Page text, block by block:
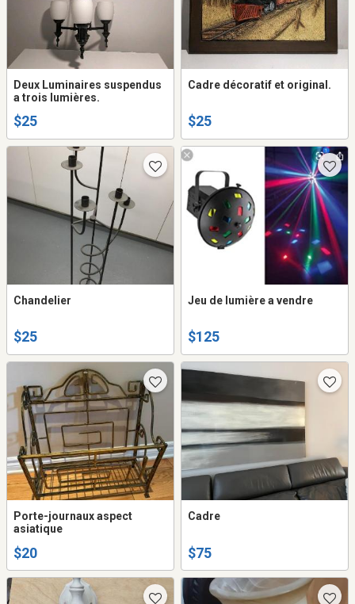
Deux Luminaires suspendus
a trois lumières.
$25
Cadre décoratif et original.
$25
Chandelier
$25
Jeu de lumière a vendre
$125
Porte-journaux aspect
asiatique
$20
Cadre
$75